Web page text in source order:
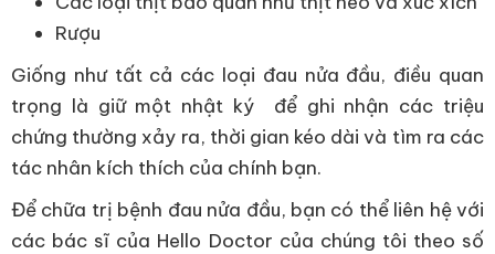
Rượu
Giống như tất cả các loại đau nửa đầu, điều quan
trọng là giữ một nhật ký để ghi nhận các triệu
chứng thường xảy ra, thời gian kéo dài và tìm ra các
tác nhân kích thích của chính bạn.
Để chữa trị bệnh đau nửa đầu, bạn có thể liên hệ với
các bác sĩ của Hello Doctor của chúng tôi theo số